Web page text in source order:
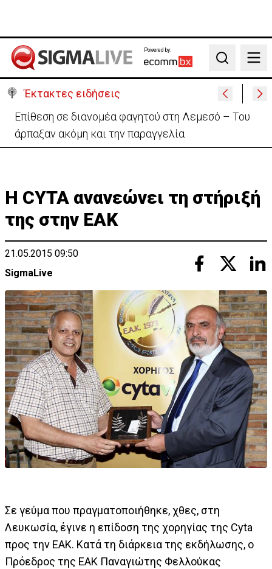
Powered by:
Search
Έκτακτες ειδήσεις
Ιταλία-Ισπανία: Στα άκρα η διπλωματική κόντρα για
το Σένγκεν
H CYTA ανανεώνει τη στήριξή
της στην ΕΑΚ
21.05.2015 09:50
SigmaLive
Σε γεύμα που πραγματοποιήθηκε, χθες, στη
Λευκωσία, έγινε η επίδοση της χορηγίας της Cyta
προς την ΕΑΚ. Κατά τη διάρκεια της εκδήλωσης, ο
Πρόεδρος της ΕΑΚ Παναγιώτης Φελλούκας